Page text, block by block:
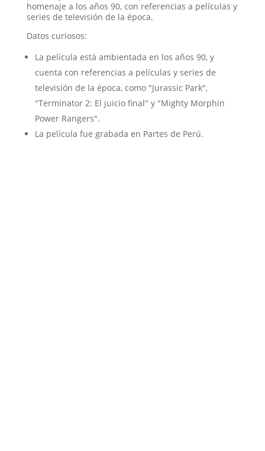
homenaje a los años 90, con referencias a películas y
series de televisión de la época.
Datos curiosos:
La película está ambientada en los años 90, y
cuenta con referencias a películas y series de
televisión de la época, como "Jurassic Park",
"Terminator 2: El juicio final" y "Mighty Morphin
Power Rangers".
La película fue grabada en Partes de Perú.